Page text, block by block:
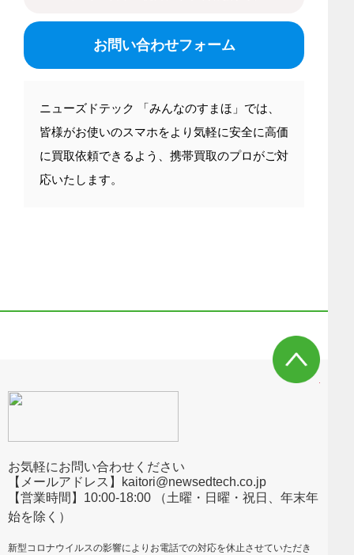
お問い合わせフォーム
ニューズドテック 「みんなのすまほ」では、
皆様がお使いのスマホをより気軽に安全に高価
に買取依頼できるよう、携帯買取のプロがご対
応いたします。
お気軽にお問い合わせください
【メールアドレス】kaitori@newsedtech.co.jp
【営業時間】10:00-18:00 （土曜・日曜・祝日、年末年
始を除く）
新型コロナウイルスの影響によりお電話での対応を休止させていただき